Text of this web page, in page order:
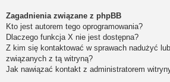
Zagadnienia związane z phpBB
Kto jest autorem tego oprogramowania?
Dlaczego funkcja X nie jest dostępna?
Z kim się kontaktować w sprawach nadużyć
związanych z tą witryną?
Jak nawiązać kontakt z administratorem